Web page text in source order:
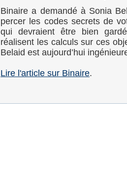
Binaire a demandé à Sonia
percer les codes secrets de
qui devraient être bien
réalisent les calculs sur ces
Belaid est aujourd’hui
Lire l'article sur Binaire.